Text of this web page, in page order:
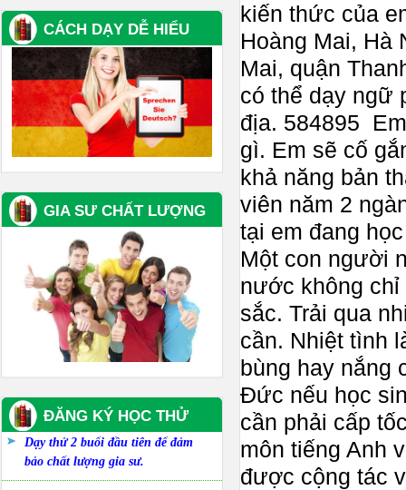
kiến thức của
Hoàng Mai, Hà
Mai, quận
có thể dạy ngữ
địa. 584895
gì. Em sẽ cố
khả năng bản
viên năm 2
tại em đang
Một con người
nước không
sắc. Trải qua
cần. Nhiệt tình
bùng hay nắng
Đức nếu học
cần phải cấp
môn tiếng Anh
được cộng tác
CÁCH DẠY DỄ HIỂU
GIA SƯ CHẤT LƯỢNG
ĐĂNG KÝ HỌC THỬ
Dạy thử 2 buổi đầu tiên để đảm
bảo chất lượng gia sư.